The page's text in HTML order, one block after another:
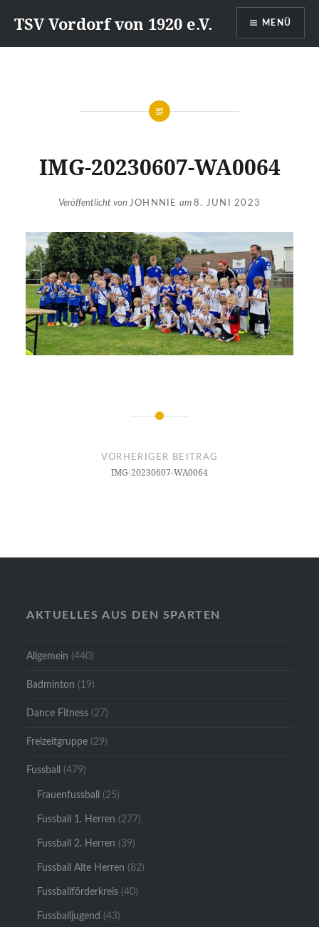
zumTSV Vordorf von 1920 e.V. MENÜ
IMG-20230607-WA0064
Veröffentlicht von JOHNNIE am 8. JUNI 2023
Beitragsnavigation
VORHERIGER BEITRAG
IMG-20230607-WA0064
AKTUELLES AUS DEN SPARTEN
Allgemein (440)
Badminton (19)
Dance Fitness (27)
Freizeitgruppe (29)
Fussball (479)
Frauenfussball (25)
Fussball 1. Herren (277)
Fussball 2. Herren (39)
Fussball Alte Herren (82)
Fussballförderkreis (40)
Fussballjugend (43)